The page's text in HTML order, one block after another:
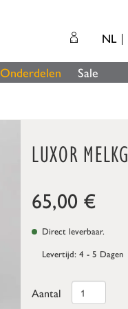
NL
Onderdelen Sale
LUXOR
65,00 €
Direct leverbaar.
Levertijd: 4 - 5 Dagen
Aantal